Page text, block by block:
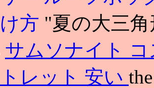
方 "夏の大三角
サムソナイト
レット 安い